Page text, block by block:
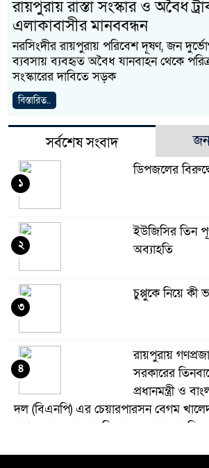
রায়পুরায় রাস্তা সংস্কার ও অবৈধ
এলাকাবাসীর মানববন্ধন
নরসিংদীর রায়পুরায় পরিবেশ দূষণ, জন
ব্যবসায় ব্যবহৃত অবৈধ যানবাহন থেকে
সংস্কারের দাবিতে সড়ক
বিস্তারিত..
সর্বশেষ সংবাদ
ডিপজলের
১
ইউজিসির তিন
অব্যাহতি
২
চুপ্পুকে নিয়ে কী
৩
রায়পুরায়
সরকারের
প্রধানমন্ত্রী ও
দল (বিএনপি) এর চেয়ারপারসন বেগম
মাগফেরাত কামনায় মিলাদ ও দোয়া মাহফিল
৪